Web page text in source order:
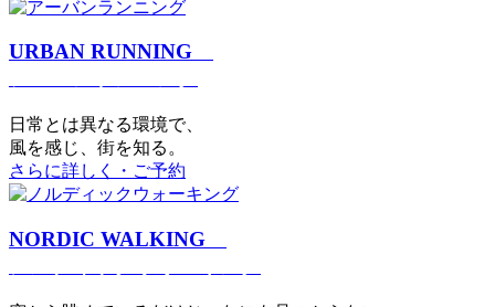
URBAN RUNNING
日常とは異なる環境で、
風を感じ、街を知る。
さらに詳しく・ご予約
NORDIC WALKING